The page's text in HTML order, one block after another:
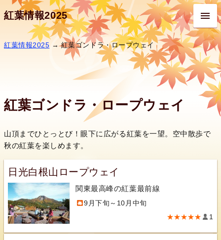
紅葉情報2025
紅葉情報2025 → 紅葉ゴンドラ・ロープウェイ
紅葉ゴンドラ・ロープウェイ
山頂までひとっとび！眼下に広がる紅葉を一望。空中散歩で
秋の紅葉を楽しめます。
日光白根山ロープウェイ
関東最高峰の紅葉最前線
9月下旬～10月中旬
★★★★★ 1